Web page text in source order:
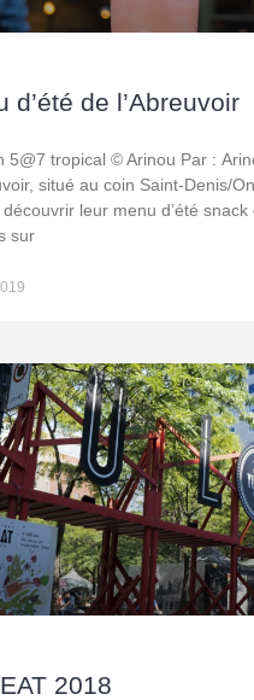
d’été de l’Abreuvoir
5@7 tropical © Arinou Par :
situé au coin Saint-Denis/
leur menu d’été snack
sur
2018